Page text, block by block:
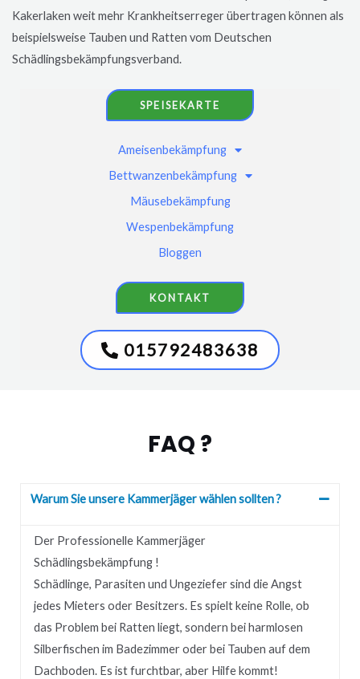
SPEISEKARTE
Ameisenbekämpfung
Bettwanzenbekämpfung
Mäusebekämpfung
Wespenbekämpfung
Bloggen
KONTAKT
015792483638
Kakerlaken weit mehr Krankheitserreger übertragen können als
beispielsweise Tauben und Ratten vom Deutschen
Schädlingsbekämpfungsverband.
FAQ ?
Warum Sie unsere Kammerjäger wählen sollten ?
Der Professionelle Kammerjäger
Schädlingsbekämpfung !
Schädlinge, Parasiten und Ungeziefer sind die Angst
jedes Mieters oder Besitzers. Es spielt keine Rolle, ob
das Problem bei Ratten liegt, sondern bei harmlosen
Silberfischen im Badezimmer oder bei Tauben auf dem
Dachboden. Es ist furchtbar, aber Hilfe kommt!